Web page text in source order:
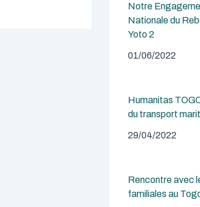
Notre
Nationale du
Yoto 2
01/06/2022
Humanitas
du transport
29/04/2022
Rencontre avec
familiales au